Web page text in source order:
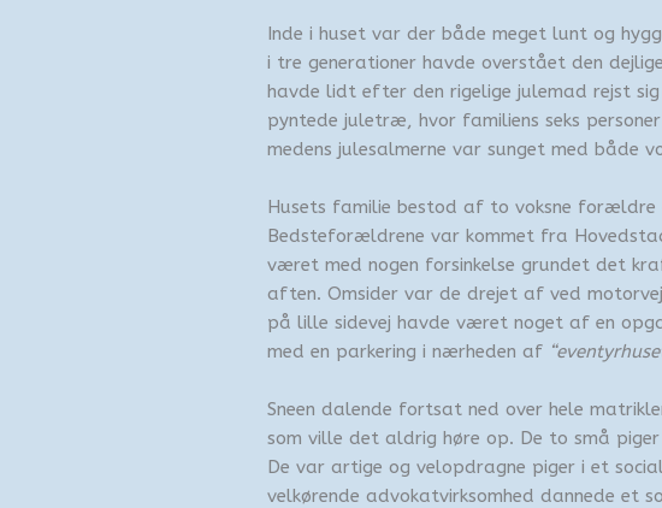
Inde i huset var der både meget lunt og
i tre generationer havde overstået den
havde lidt efter den rigelige julemad rejst
pyntede juletræ, hvor familiens seks
medens julesalmerne var sunget med både
Husets familie bestod af to voksne
Bedsteforældrene var kommet fra
været med nogen forsinkelse grundet det
aften. Omsider var de drejet af ved
på lille sidevej havde været noget af en
med en parkering i nærheden af
Sneen dalende fortsat ned over hele
som ville det aldrig høre op. De to små
De var artige og velopdragne piger i et
velkørende advokatvirksomhed dannede et